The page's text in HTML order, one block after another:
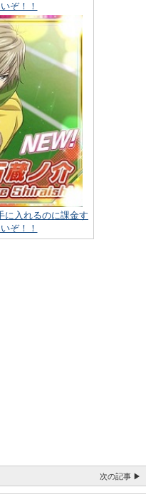
ぞ！！
に入れるのに課金す
ぞ！！
次の記事 ▶